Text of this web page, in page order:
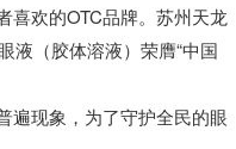
喜欢的OTC品牌。苏州天龙
液（胶体溶液）荣膺“中国
遍现象，为了守护全民的眼